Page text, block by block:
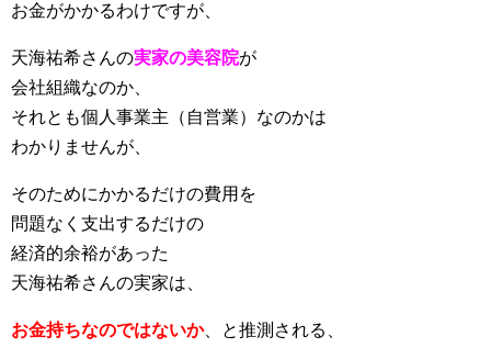
お金がかかるわけですが、
天海祐希さんの実家の美容院が
会社組織なのか、
それとも個人事業主（自営業）なのかは
わかりませんが、
そのためにかかるだけの費用を
問題なく支出するだけの
経済的余裕があった
天海祐希さんの実家は、
お金持ちなのではないか、と推測される、